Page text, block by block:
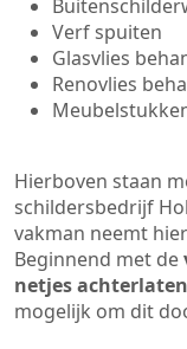
Verf spuiten
Glasvlies
Renovlies
Hierboven staan
schildersbedrijf
vakman neemt
Beginnend met de
netjes achterlaten
mogelijk om dit